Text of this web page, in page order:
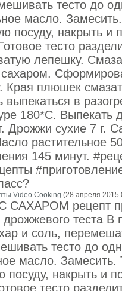
тесто до
масло.
посуду, накрыть и
тесто
лепешку.
Края плюшек
выпекаться в
180*С. Выпекать
Дрожжи сухие 7 г.
растительное
145 минут.
Video Cooking (28 апреля 2015
рецепт
дрожжевого теста В
и соль,
тесто до
масло. Замесить.
посуду, накрыть и
тесто